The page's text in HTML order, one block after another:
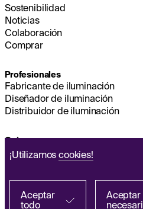
¡Utilizamoscookies!
Aceptar
todo
Aceptar
Sostenibilidad
Noticias
Colaboración
Comprar
Profesionales
Fabricante de iluminación
Diseñador de iluminación
Distribuidor de iluminación
Quienes somos
Sostenibilidad
Q&A